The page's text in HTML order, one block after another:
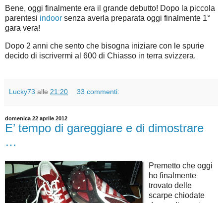
Bene, oggi finalmente era il grande debutto! Dopo la piccola
parentesi indoor senza averla preparata oggi finalmente 1°
gara vera!
Dopo 2 anni che sento che bisogna iniziare con le spurie
decido di iscrivermi al 600 di Chiasso in terra svizzera.
Lucky73 alle 21:20 33 commenti:
domenica 22 aprile 2012
E’ tempo di gareggiare e di dimostrare
…
Premetto che oggi
ho finalmente
trovato delle
scarpe chiodate